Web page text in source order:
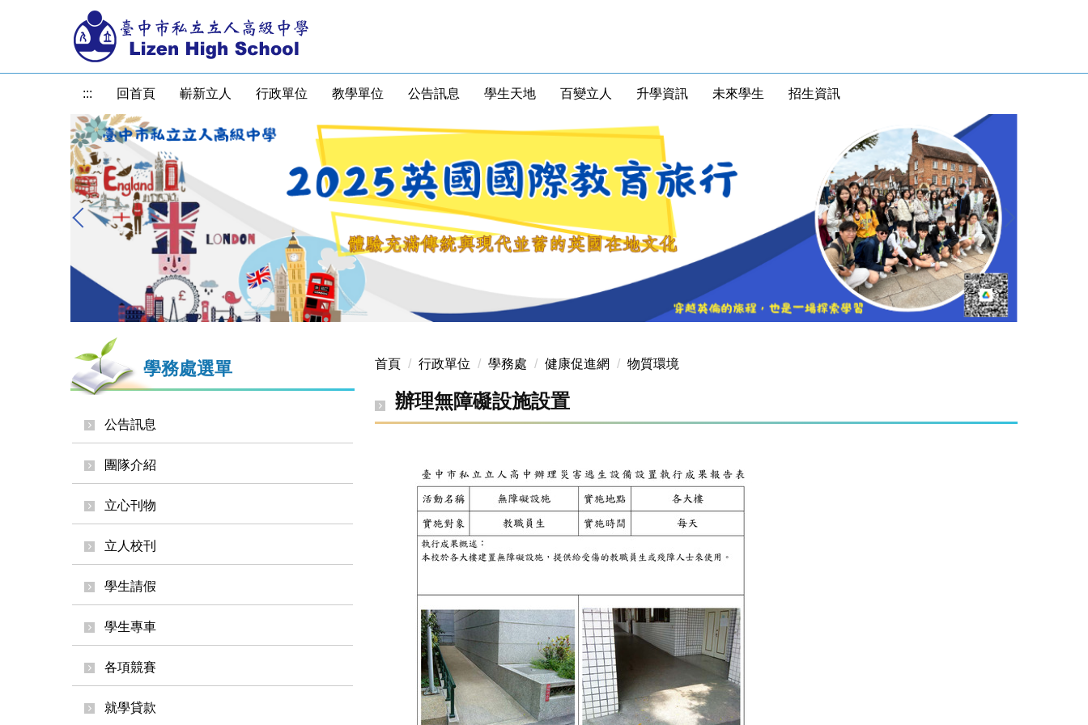
要
::: 回首頁 嶄新立人 行政單位 教學單位 公告訊息 學生天地 百變立人 升學資訊 未來學生 招生資訊
學務處選單
公告訊息
團隊介紹
立心刊物
立人校刊
學生請假
學生專車
各項競賽
就學貸款
首頁 行政單位 學務處 健康促進網 物質環境
辦理無障礙設施設置